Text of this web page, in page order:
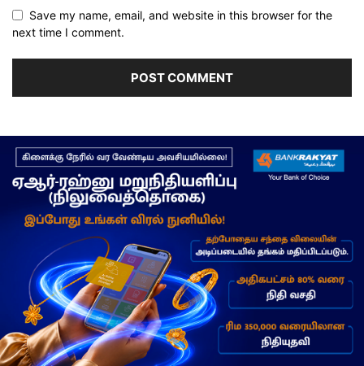
Save my name, email, and website in this browser for the
next time I comment.